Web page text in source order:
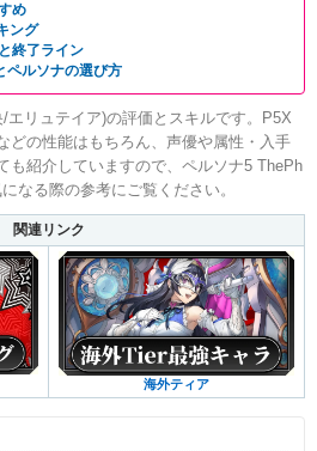
め
ング
終了ライン
ペルソナの選び方
エリュテイア)の評価とスキルです。P5X
どの性能はもちろん、声優や属性・入手
も紹介していますので、ペルソナ5 ThePh
なる際の参考にご覧ください。
関連リンク
海外ティア